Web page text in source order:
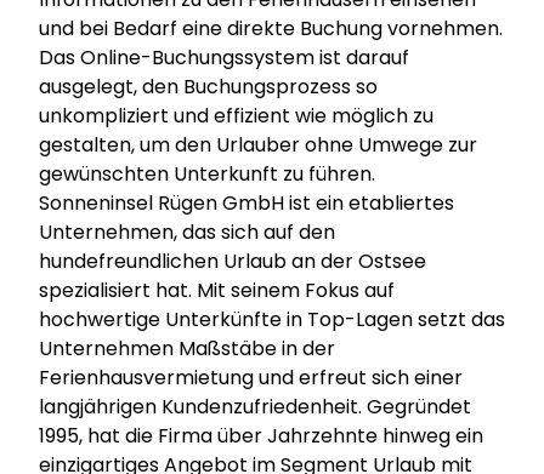
und bei Bedarf eine direkte Buchung vornehmen.
Das Online-Buchungssystem ist darauf
ausgelegt, den Buchungsprozess so
unkompliziert und effizient wie möglich zu
gestalten, um den Urlauber ohne Umwege zur
gewünschten Unterkunft zu führen.
Sonneninsel Rügen GmbH ist ein etabliertes
Unternehmen, das sich auf den
hundefreundlichen Urlaub an der Ostsee
spezialisiert hat. Mit seinem Fokus auf
hochwertige Unterkünfte in Top-Lagen setzt das
Unternehmen Maßstäbe in der
Ferienhausvermietung und erfreut sich einer
langjährigen Kundenzufriedenheit. Gegründet
1995, hat die Firma über Jahrzehnte hinweg ein
einzigartiges Angebot im Segment Urlaub mit